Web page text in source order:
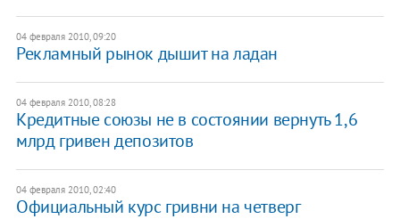
04 февраля 2010, 09:20
Рекламный рынок дышит на ладан
04 февраля 2010, 08:28
Кредитные союзы не в состоянии вернуть 1,6
млрд гривен депозитов
04 февраля 2010, 02:40
Официальный курс гривни на четверг